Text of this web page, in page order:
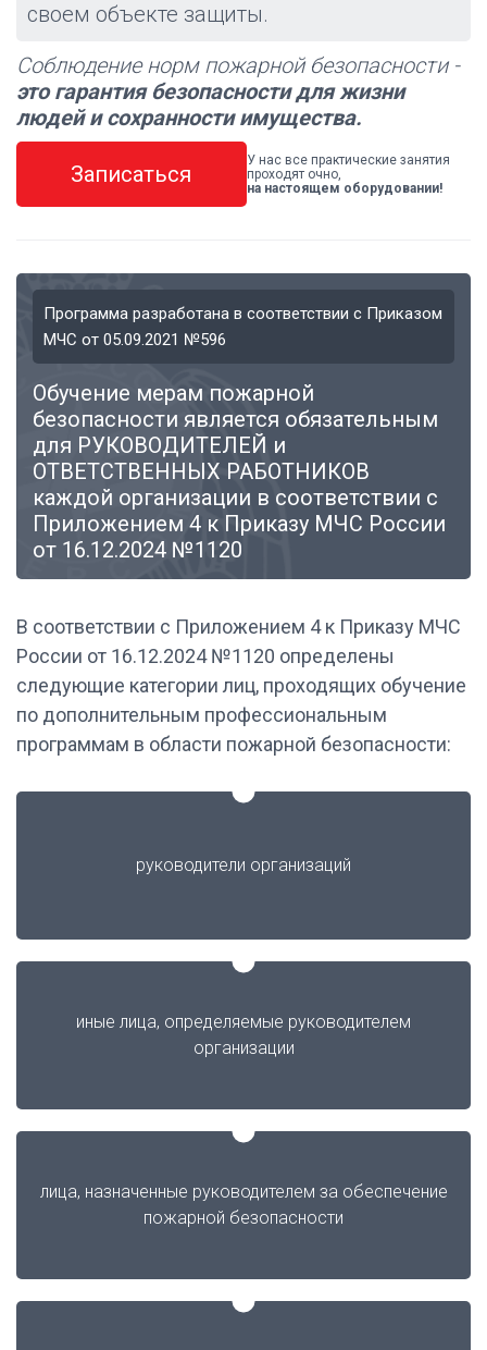
своем объекте защиты.
Соблюдение норм пожарной безопасности -
это гарантия безопасности для жизни
людей и сохранности имущества.
Записаться
У нас все практические занятия
проходят очно,
на настоящем оборудовании!
Программа разработана в соответствии с Приказом
МЧС от 05.09.2021 №596
Обучение мерам пожарной
безопасности является обязательным
для РУКОВОДИТЕЛЕЙ и
ОТВЕТСТВЕННЫХ РАБОТНИКОВ
каждой организации в соответствии с
Приложением 4 к Приказу МЧС России
от 16.12.2024 №1120
В соответствии с Приложением 4 к Приказу МЧС
России от 16.12.2024 №1120 определены
следующие категории лиц, проходящих обучение
по дополнительным профессиональным
программам в области пожарной безопасности:
руководители организаций
иные лица, определяемые руководителем
организации
лица, назначенные руководителем за обеспечение
пожарной безопасности